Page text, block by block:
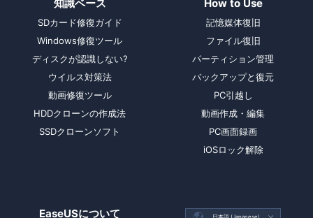
知識ベース
SDカード修復ガイド
Windows修復ツール
ディスクが認識しない?
ウイルス対策法
動画修復ツール
HDDクローンの作成法
SSDクローンソフト
How to Use
記憶媒体復旧
ファイル復旧
パーティション管理
バックアップと復元
PC引越し
動画作成・編集
PC画面録画
iOSロック解除
EaseUSについて 